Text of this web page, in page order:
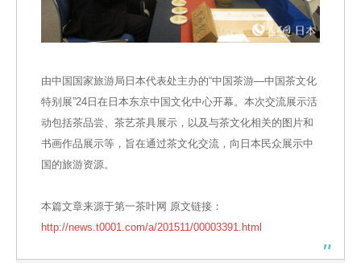
由中国国家旅游局日本代表处主办的“中国茶游—中国茶文化
特别展”24日在日本东京中国文化中心开幕。本次交流展示活
动包括茶品尝、茶艺茶具展示，以及与茶文化相关的图片和
书画作品展示等，旨在通过茶文化交流，向日本民众展示中
国的旅游资源。
本篇文章来源于第一茶叶网 原文链接：
http://news.t0001.com/a/201511/00003391.html